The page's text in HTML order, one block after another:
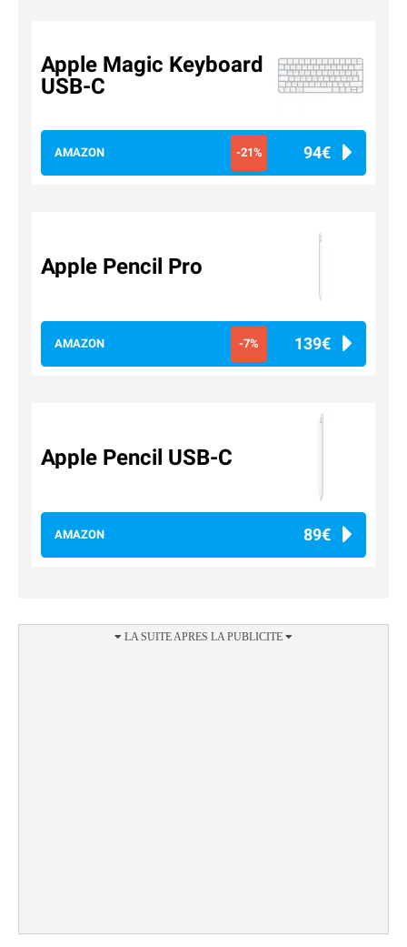
Apple Magic Keyboard
USB-C
AMAZON -21% 94€
Apple Pencil Pro
AMAZON -7% 139€
Apple Pencil USB-C
AMAZON 89€